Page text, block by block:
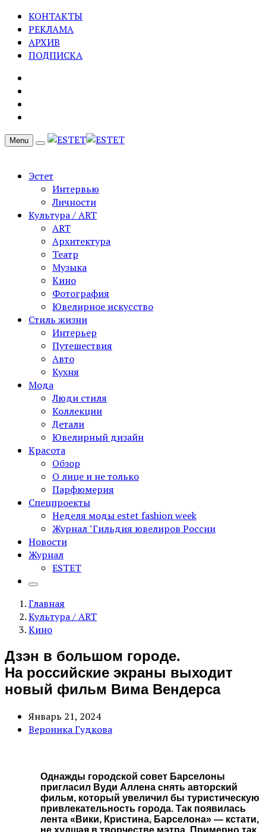
КОНТАКТЫ
РЕКЛАМА
АРХИВ
ПОДПИСКА
Menu
Эстет
Интервью
Личности
Культура / ART
ART
Архитектура
Театр
Музыка
Кино
Фотография
Ювелирное искусство
Стиль жизни
Интерьер
Путешествия
Авто
Кухня
Мода
Люди стиля
Коллекции
Детали
Ювелирный дизайн
Красота
Обзор
О лице и не только
Парфюмерия
Спецпроекты
Неделя моды estet fashion week
Журнал "Гильдия ювелиров России
Новости
Журнал
ESTET
Главная
Культура / ART
Кино
Дзэн в большом городе.
На российские экраны выходит
новый фильм Вима Вендерса
Январь 21, 2024
Вероника Гудкова
Однажды городской совет Барселоны
пригласил Вуди Аллена снять авторский
фильм, который увеличил бы туристическую
привлекательность города. Так появилась
лента «Вики, Кристина, Барселона» — кстати,